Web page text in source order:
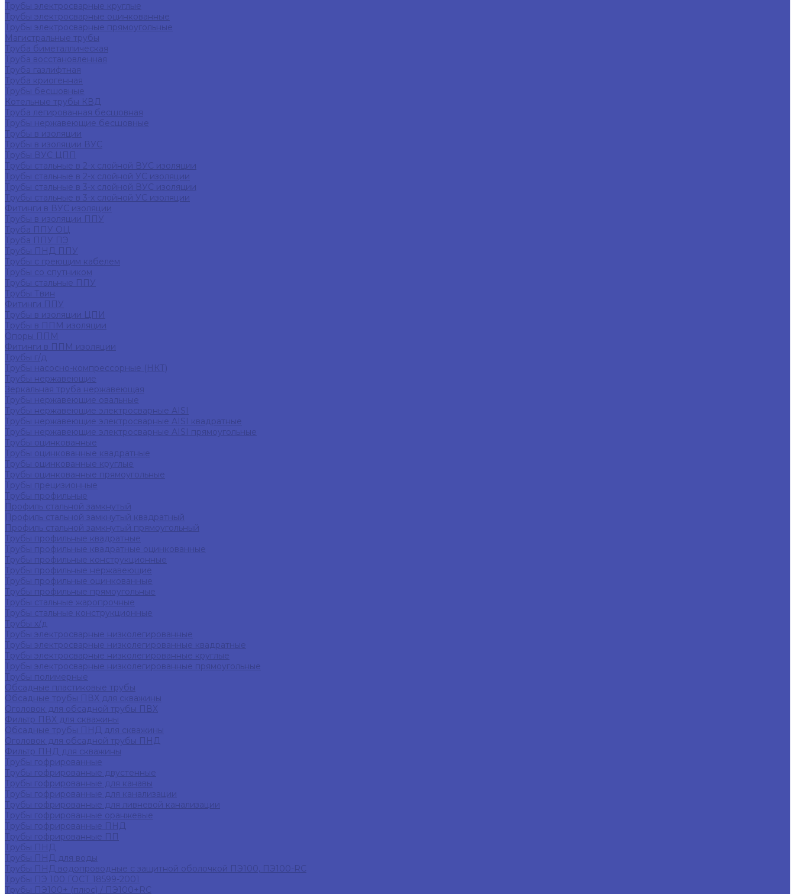
Трубы электросварные круглые
Трубы электросварные оцинкованные
Трубы электросварные прямоугольные
Магистральные трубы
Труба биметаллическая
Труба восстановленная
Труба газлифтная
Труба криогенная
Трубы бесшовные
Котельные трубы КВД
Труба легированная бесшовная
Трубы нержавеющие бесшовные
Трубы в изоляции
Трубы в изоляции ВУС
Трубы ВУС ЦПП
Трубы стальные в 2-х слойной ВУС изоляции
Трубы стальные в 2-х слойной УС изоляции
Трубы стальные в 3-х слойной ВУС изоляции
Трубы стальные в 3-х слойной УС изоляции
Фитинги в ВУС изоляции
Трубы в изоляции ППУ
Труба ППУ ОЦ
Труба ППУ ПЭ
Трубы ПНД ППУ
Трубы с греющим кабелем
Трубы со спутником
Трубы стальные ППУ
Трубы Твин
Фитинги ППУ
Трубы в изоляции ЦПИ
Трубы в ППМ изоляции
Опоры ППМ
Фитинги в ППМ изоляции
Трубы г/д
Трубы насосно-компрессорные (НКТ)
Трубы нержавеющие
Зеркальная труба нержавеющая
Трубы нержавеющие овальные
Трубы нержавеющие электросварные AISI
Трубы нержавеющие электросварные AISI квадратные
Трубы нержавеющие электросварные AISI прямоугольные
Трубы оцинкованные
Трубы оцинкованные квадратные
Трубы оцинкованные круглые
Трубы оцинкованные прямоугольные
Трубы прецизионные
Трубы профильные
Профиль стальной замкнутый
Профиль стальной замкнутый квадратный
Профиль стальной замкнутый прямоугольный
Трубы профильные квадратные
Трубы профильные квадратные оцинкованные
Трубы профильные конструкционные
Трубы профильные нержавеющие
Трубы профильные оцинкованные
Трубы профильные прямоугольные
Трубы стальные жаропрочные
Трубы стальные конструкционные
Трубы х/д
Трубы электросварные низколегированные
Трубы электросварные низколегированные квадратные
Трубы электросварные низколегированные круглые
Трубы электросварные низколегированные прямоугольные
Трубы полимерные
Обсадные пластиковые трубы
Обсадные трубы ПВХ для скважины
Оголовок для обсадной трубы ПВХ
Фильтр ПВХ для скважины
Обсадные трубы ПНД для скважины
Оголовок для обсадной трубы ПНД
Фильтр ПНД для скважины
Трубы гофрированные
Трубы гофрированные двустенные
Трубы гофрированные для канавы
Трубы гофрированные для канализации
Трубы гофрированные для ливневой канализации
Трубы гофрированные оранжевые
Трубы гофрированные ПНД
Трубы гофрированные ПП
Трубы ПНД
Трубы ПНД для воды
Трубы ПНД водопроводные с защитной оболочкой ПЭ100, ПЭ100-RC
Трубы ПЭ 100 ГОСТ 18599-2001
Трубы ПЭ100+ (плюс) / ПЭ100+RC